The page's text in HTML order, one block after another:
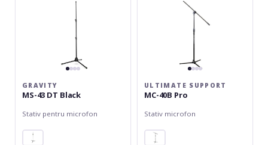
GRAVITY
MS-43 DT Black
Stativ pentru microfon
ULTIMATE SUPPORT
MC-40B Pro
Stativ microfon